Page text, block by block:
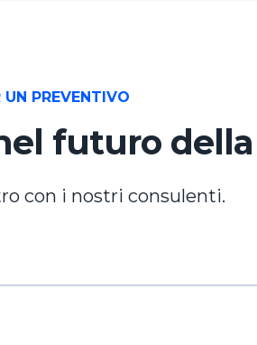
PREVENTIVO
futuro
con i nostri consulenti.